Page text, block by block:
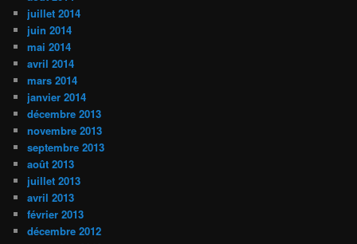
juillet 2014
juin 2014
mai 2014
avril 2014
mars 2014
janvier 2014
décembre 2013
novembre 2013
septembre 2013
août 2013
juillet 2013
avril 2013
février 2013
décembre 2012